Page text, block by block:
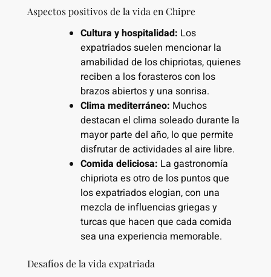
Aspectos positivos de la vida en Chipre
Cultura y hospitalidad: Los
expatriados suelen mencionar la
amabilidad de los chipriotas, quienes
reciben a los forasteros con los
brazos abiertos y una sonrisa.
Clima mediterráneo: Muchos
destacan el clima soleado durante la
mayor parte del año, lo que permite
disfrutar de actividades al aire libre.
Comida deliciosa: La gastronomía
chipriota es otro de los puntos que
los expatriados elogian, con una
mezcla de influencias griegas y
turcas que hacen que cada comida
sea una experiencia memorable.
Desafíos de la vida expatriada